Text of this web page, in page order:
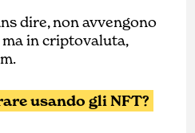
dire, non avvengono
in criptovaluta,
usando gli NFT?